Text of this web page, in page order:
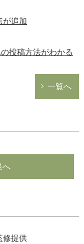
が追加
投稿方法がわかる
一覧へ
へ
修提供